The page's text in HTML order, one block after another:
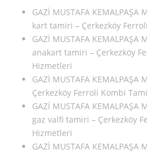
GAZİ MUSTAFA KEMALPAŞA
kart tamiri – Çerkezköy
GAZİ MUSTAFA KEMALPAŞA
anakart tamiri – Çerkezköy
Hizmetleri
GAZİ MUSTAFA KEMALPAŞA
Çerkezköy Ferroli Kombi
GAZİ MUSTAFA KEMALPAŞA
gaz valfi tamiri – Çerkezköy
Hizmetleri
GAZİ MUSTAFA KEMALPAŞA